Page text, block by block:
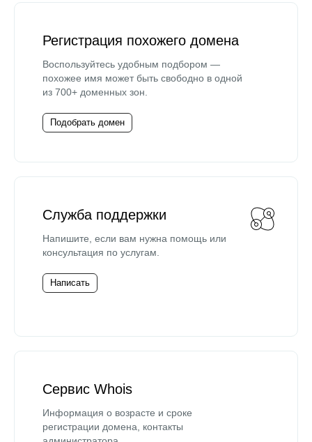
Регистрация похожего домена
Воспользуйтесь удобным подбором —
похожее имя может быть свободно в одной
из 700+ доменных зон.
Подобрать домен
Служба поддержки
Напишите, если вам нужна помощь или
консультация по услугам.
Написать
Сервис Whois
Информация о возрасте и сроке
регистрации домена, контакты